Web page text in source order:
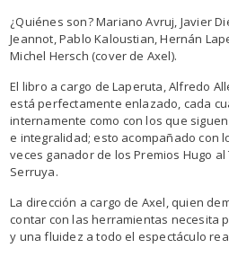
¿Quiénes son? Mariano Avruj, Javier
Jeannot, Pablo Kaloustian, Hernán
Michel Hersch (cover de Axel).
El libro a cargo de Laperuta, Alfredo
está perfectamente enlazado, cada
internamente como con los que
e integralidad; esto acompañado con
veces ganador de los Premios Hugo al
Serruya.
La dirección a cargo de Axel, quien
contar con las herramientas necesita
y una fluidez a todo el espectáculo